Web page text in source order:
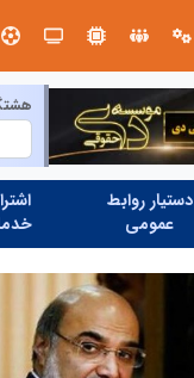
دستیار روابط
عمومی